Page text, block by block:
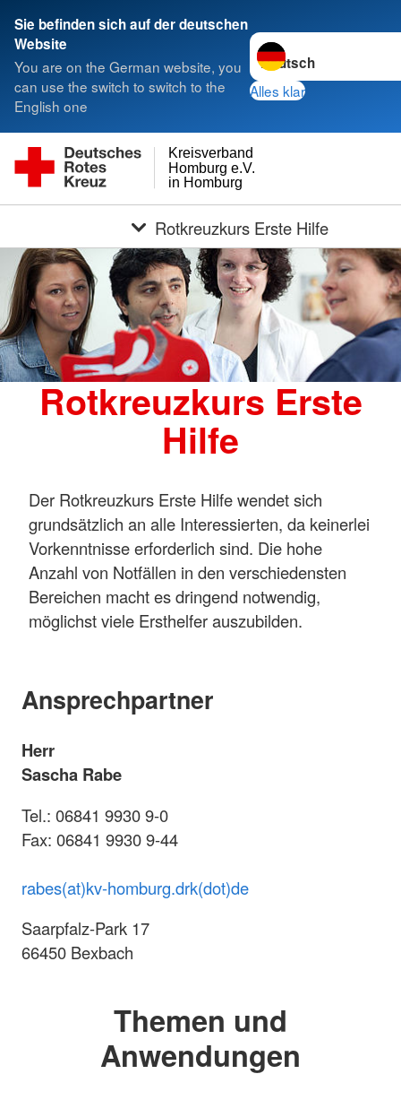
Sie befinden sich auf der deutschen
Website
You are on the German website, you
can use the switch to switch to the
English one
Sprache wechseln zu
Alles klar
in Homburg
Homburg e.V.
Kreisverband
Rotkreuzkurs Erste Hilfe
Rotkreuzkurs Erste
Hilfe
Der Rotkreuzkurs Erste Hilfe wendet sich
grundsätzlich an alle Interessierten, da keinerlei
Vorkenntnisse erforderlich sind. Die hohe
Anzahl von Notfällen in den verschiedensten
Bereichen macht es dringend notwendig,
möglichst viele Ersthelfer auszubilden.
Ansprechpartner
Herr
Sascha Rabe
Tel.: 06841 9930 9-0
Fax: 06841 9930 9-44
rabes(at)kv-homburg.drk(dot)de
Saarpfalz-Park 17
66450 Bexbach
Themen und
Anwendungen